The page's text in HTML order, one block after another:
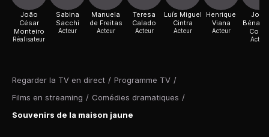
Regarder la TV en direct / Programme TV /
Films en streaming / Comédies dramatiques /
Souvenirs de la maison jaune
João
César
Monteiro
Réalisateur
Sabina
Sacchi
Acteur
Manuela
de Freitas
Acteur
Teresa
Calado
Acteur
Luís Miguel
Cintra
Acteur
Henrique
Viana
Acteur
João
Bénard
Costa
Acteur